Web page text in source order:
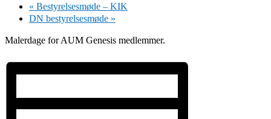
« Bestyrelsesmøde – KIK
DN bestyrelsesmøde »
Malerdage for AUM Genesis medlemmer.